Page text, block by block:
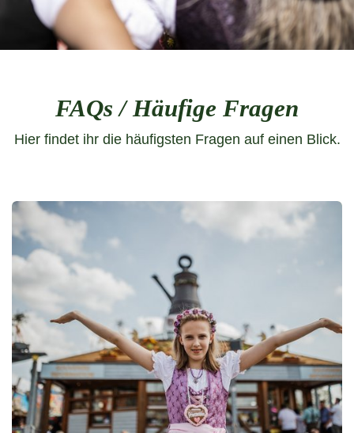
FAQs / Häufige Fragen
Hier findet ihr die häufigsten Fragen auf einen Blick.